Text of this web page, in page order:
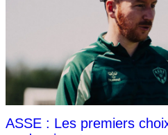
ASSE : Les premiers